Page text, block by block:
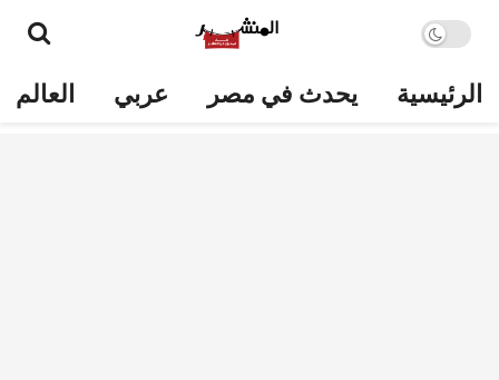
الرئيسية يحدث في مصر عربي العالم